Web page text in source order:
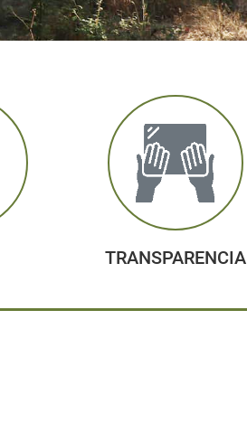
TRANSPARENCIA